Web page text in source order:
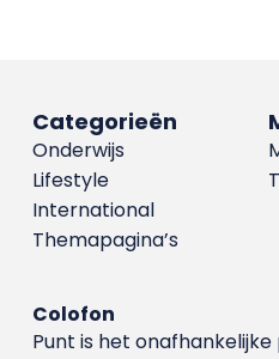
Categorieën
Onderwijs
Lifestyle
International
Themapagina’s
Colofon
Punt is het